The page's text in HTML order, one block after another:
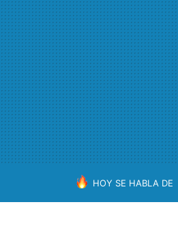
HOY SE HABLA DE